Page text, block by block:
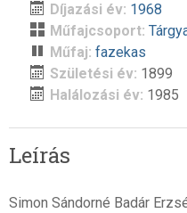
Díjazási év: 1968
Műfajcsoport:
Műfaj: fazekas
Születési év: 1899
Halálozási év: 1985
Leírás
Simon Sándorné Badár